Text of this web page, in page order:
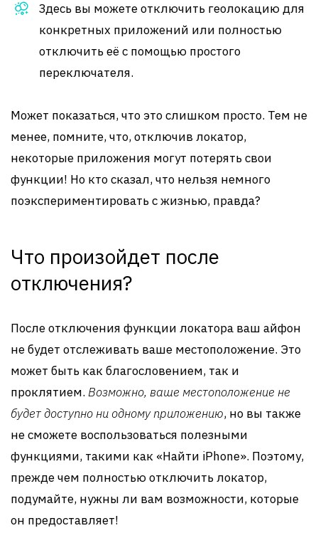
Здесь вы можете отключить геолокацию для
конкретных приложений или полностью
отключить её с помощью простого
переключателя.
Может показаться, что это слишком просто. Тем не
менее, помните, что, отключив локатор,
некоторые приложения могут потерять свои
функции! Но кто сказал, что нельзя немного
поэкспериментировать с жизнью, правда?
Что произойдет после
отключения?
После отключения функции локатора ваш айфон
не будет отслеживать ваше местоположение. Это
может быть как благословением, так и
проклятием. Возможно, ваше местоположение не
будет доступно ни одному приложению, но вы также
не сможете воспользоваться полезными
функциями, такими как «Найти iPhone». Поэтому,
прежде чем полностью отключить локатор,
подумайте, нужны ли вам возможности, которые
он предоставляет!